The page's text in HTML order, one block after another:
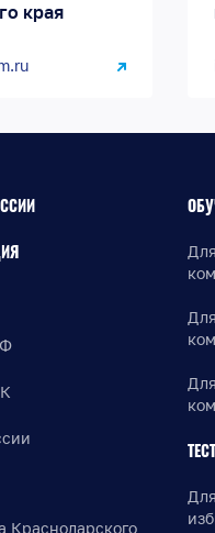
края
Краснодарского